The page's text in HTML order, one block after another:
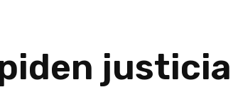
justicia